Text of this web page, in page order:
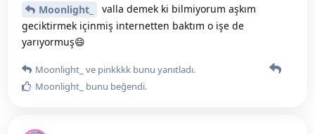
Moonlight_
valla demek ki bilmiyorum aşkım
geciktirmek içinmiş internetten baktım o işe de
yarıyormuş😄
Moonlight_ ve pinkkkk bunu yanıtladı.
Moonlight_ bunu beğendi.